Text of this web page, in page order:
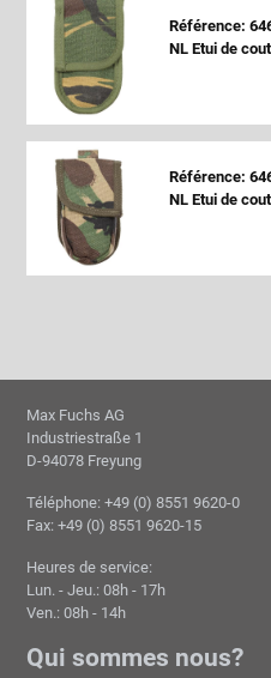
Référence:
NL Etui de
Référence:
NL Etui de
Max Fuchs AG
Industriestraße 1
D-94078 Freyung
Téléphone: +49 (0) 8551 9620-0
Fax: +49 (0) 8551 9620-15
Heures de service:
Lun. - Jeu.: 08h - 17h
Ven.: 08h - 14h
Qui sommes nous?